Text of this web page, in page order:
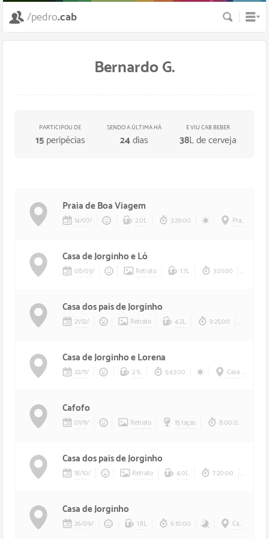
/pedro.cab Busca
Bernardo G.
PARTICIPOU DE
15peripécias
SENDO A ÚLTIMA HÁ
24dias
E VIU CAB BEBER
38L de cerveja
Praia de Boa Viagem
14/07/ 2.0L 3:29:00 Praia de Boa Viagem
Casa de Jorginho e Ló
08/03/ Retrato 1.7L 3:01:00
Casa dos pais de Jorginho
21/12/ Retrato 4.2L 9:25:00
Casa de Jorginho e Lorena
22/11/ 2.1L 5:43:00 Casa de Jorginho e Ló
Cafofo
01/11/ Retrato 15 taças 8:00:00
Casa dos pais de Jorginho
18/10/ Retrato 4.0L 7:20:00
Casa de Jorginho
26/09/ 1.8L 6:10:00 Casa de Jorginho e Ló